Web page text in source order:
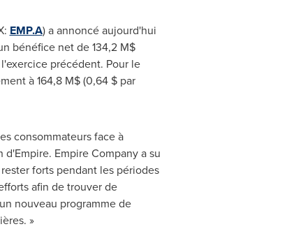
EMP.A) a annoncé aujourd'hui
bénéfice net de 134,2 M$
précédent. Pour le
à 164,8 M$ (0,64 $ par
consommateurs face à
Empire Company a su
forts pendant les périodes
afin de trouver de
nouveau programme de
»